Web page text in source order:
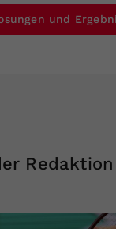
und
Redaktion